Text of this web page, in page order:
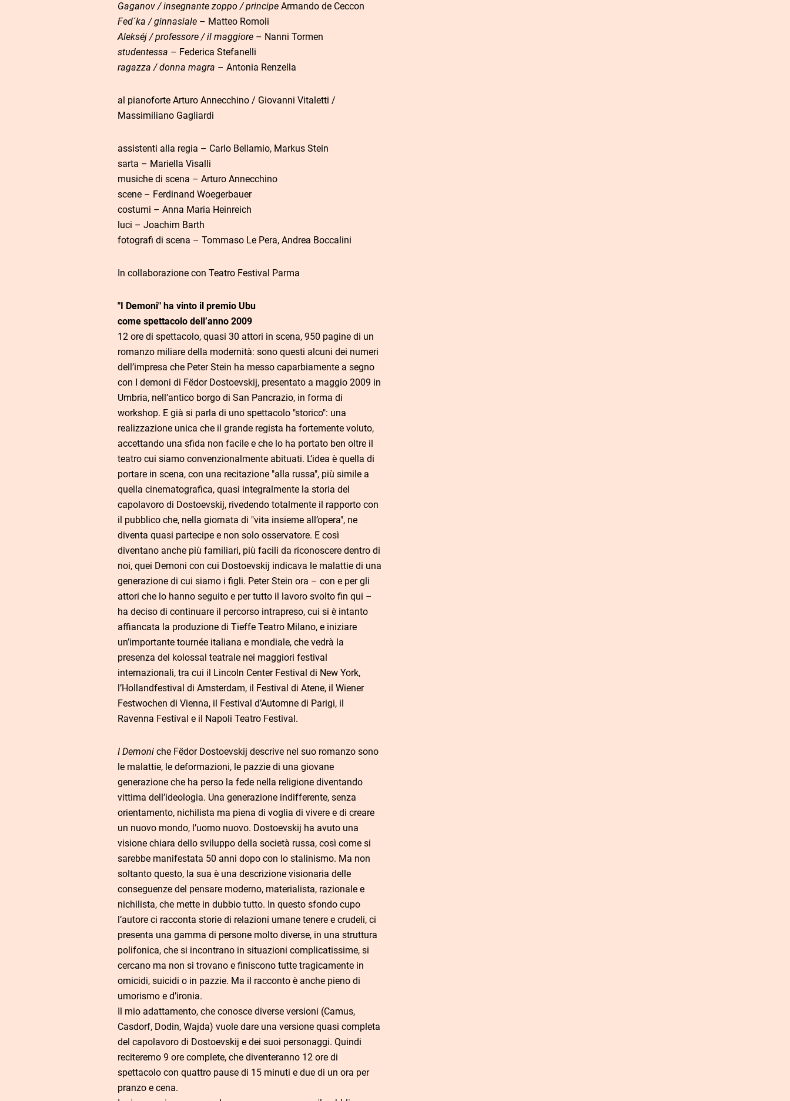
Gaganov / insegnante zoppo / principe Armando de Ceccon
Fed´ka / ginnasiale – Matteo Romoli
Alekséj / professore / il maggiore – Nanni Tormen
studentessa – Federica Stefanelli
ragazza / donna magra – Antonia Renzella
al pianoforte Arturo Annecchino / Giovanni Vitaletti /
Massimiliano Gagliardi
assistenti alla regia – Carlo Bellamio, Markus Stein
sarta – Mariella Visalli
musiche di scena – Arturo Annecchino
scene – Ferdinand Woegerbauer
costumi – Anna Maria Heinreich
luci – Joachim Barth
fotografi di scena – Tommaso Le Pera, Andrea Boccalini
In collaborazione con Teatro Festival Parma
"I Demoni" ha vinto il premio Ubu
come spettacolo dell’anno 2009
12 ore di spettacolo, quasi 30 attori in scena, 950 pagine di un
romanzo miliare della modernità: sono questi alcuni dei numeri
dell’impresa che Peter Stein ha messo caparbiamente a segno
con I demoni di Fëdor Dostoevskij, presentato a maggio 2009 in
Umbria, nell’antico borgo di San Pancrazio, in forma di
workshop. E già si parla di uno spettacolo "storico": una
realizzazione unica che il grande regista ha fortemente voluto,
accettando una sfida non facile e che lo ha portato ben oltre il
teatro cui siamo convenzionalmente abituati. L’idea è quella di
portare in scena, con una recitazione "alla russa", più simile a
quella cinematografica, quasi integralmente la storia del
capolavoro di Dostoevskij, rivedendo totalmente il rapporto con
il pubblico che, nella giornata di "vita insieme all’opera", ne
diventa quasi partecipe e non solo osservatore. E così
diventano anche più familiari, più facili da riconoscere dentro di
noi, quei Demoni con cui Dostoevskij indicava le malattie di una
generazione di cui siamo i figli. Peter Stein ora – con e per gli
attori che lo hanno seguito e per tutto il lavoro svolto fin qui –
ha deciso di continuare il percorso intrapreso, cui si è intanto
affiancata la produzione di Tieffe Teatro Milano, e iniziare
un’importante tournée italiana e mondiale, che vedrà la
presenza del kolossal teatrale nei maggiori festival
internazionali, tra cui il Lincoln Center Festival di New York,
l’Hollandfestival di Amsterdam, il Festival di Atene, il Wiener
Festwochen di Vienna, il Festival d’Automne di Parigi, il
Ravenna Festival e il Napoli Teatro Festival.
I Demoni che Fëdor Dostoevskij descrive nel suo romanzo sono
le malattie, le deformazioni, le pazzie di una giovane
generazione che ha perso la fede nella religione diventando
vittima dell’ideologia. Una generazione indifferente, senza
orientamento, nichilista ma piena di voglia di vivere e di creare
un nuovo mondo, l’uomo nuovo. Dostoevskij ha avuto una
visione chiara dello sviluppo della società russa, così come si
sarebbe manifestata 50 anni dopo con lo stalinismo. Ma non
soltanto questo, la sua è una descrizione visionaria delle
conseguenze del pensare moderno, materialista, razionale e
nichilista, che mette in dubbio tutto. In questo sfondo cupo
l’autore ci racconta storie di relazioni umane tenere e crudeli, ci
presenta una gamma di persone molto diverse, in una struttura
polifonica, che si incontrano in situazioni complicatissime, si
cercano ma non si trovano e finiscono tutte tragicamente in
omicidi, suicidi o in pazzie. Ma il racconto è anche pieno di
umorismo e d’ironia.
Il mio adattamento, che conosce diverse versioni (Camus,
Casdorf, Dodin, Wajda) vuole dare una versione quasi completa
del capolavoro di Dostoevskij e dei suoi personaggi. Quindi
reciteremo 9 ore complete, che diventeranno 12 ore di
spettacolo con quattro pause di 15 minuti e due di un ora per
pranzo e cena.